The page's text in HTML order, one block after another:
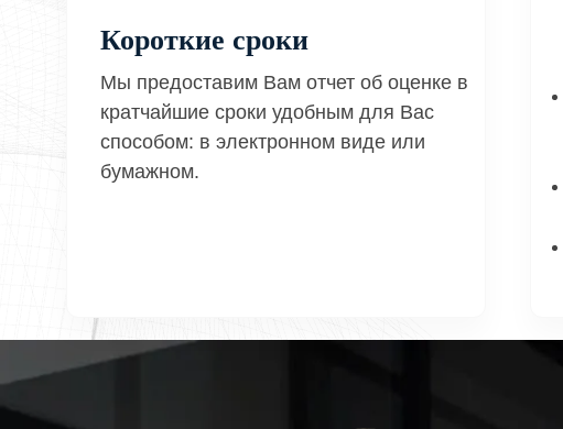
Короткие сроки
Мы предоставим Вам отчет об оценке в
кратчайшие сроки удобным для Вас
способом: в электронном виде или
бумажном.